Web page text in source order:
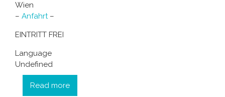
Wien
– Anfahrt–
EINTRITT FREI
Language
Undefined
Read more